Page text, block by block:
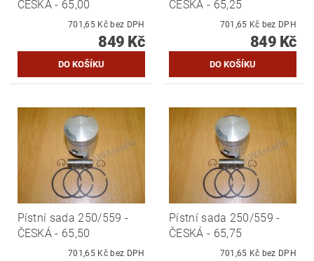
ČESKÁ - 65,00
701,65 Kč bez DPH
849 Kč
ČESKÁ - 65,25
701,65 Kč bez DPH
849 Kč
Pístní sada 250/559 -
ČESKÁ - 65,50
701,65 Kč bez DPH
Pístní sada 250/559 -
ČESKÁ - 65,75
701,65 Kč bez DPH